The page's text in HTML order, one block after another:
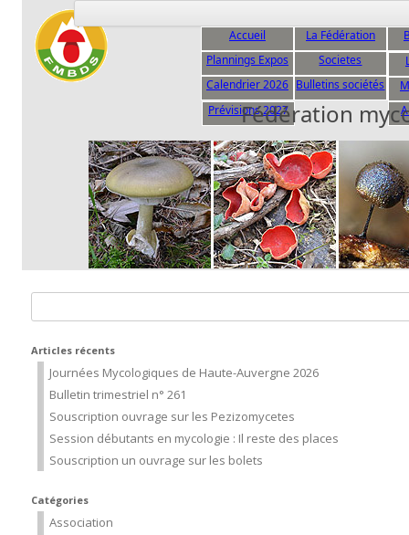
Accueil La Fédération
Plannings Expos Societes
Calendrier 2026
Prévisions 2027
Bulletins sociétés
Fédération
Articles récents
Journées Mycologiques de Haute-Auvergne 2026
Bulletin trimestriel n° 261
Souscription ouvrage sur les Pezizomycetes
Session débutants en mycologie : Il reste des places
Souscription un ouvrage sur les bolets
Catégories
Association